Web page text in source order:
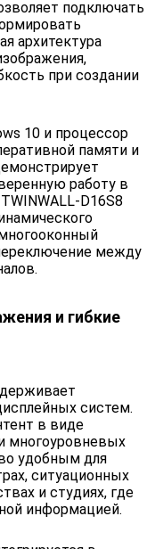
подключать
архитектура
при создании
10 и процессор
памяти и
работу в
D16S8
между
и гибкие
систем.
в виде
многоуровневых
удобным для
ситуационных
и студиях, где
информацией.